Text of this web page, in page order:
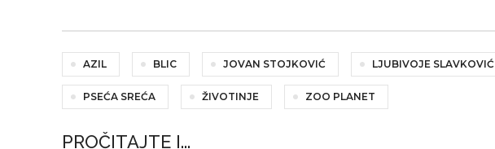
AZIL BLIC JOVAN STOJKOVIĆ LJUBIVOJE SLAVKOVIĆ
PSEĆA SREĆA ŽIVOTINJE ZOO PLANET
PROČITAJTE I...